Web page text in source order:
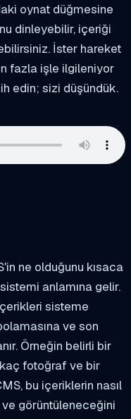
oynat düğmesine
dinleyebilir, içeriği
İster hareket
fazla işle ilgileniyor
edin; sizi düşündük.
ne olduğunu kısaca
anlamına gelir.
sisteme
ve son
Örneğin belirli bir
fotoğraf ve bir
bu içeriklerin nasıl
ve görüntüleneceğini